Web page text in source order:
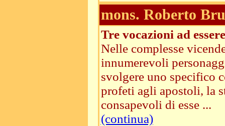
mons. Roberto
Tre vocazioni ad
Nelle complesse
innumerevoli
svolgere uno specifico
profeti agli apostoli, la
consapevoli di esse ...
(continua)